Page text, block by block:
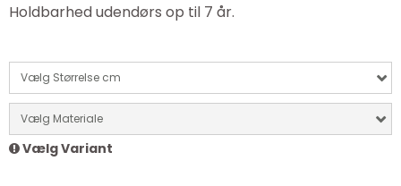
Holdbarhed udendørs op til 7 år.
Vælg Størrelse cm
Vælg Materiale
Vælg Variant